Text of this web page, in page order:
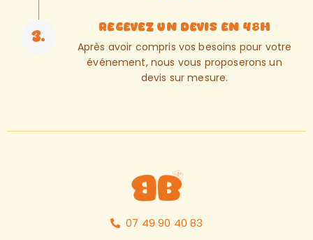
3.
Recevez un devis en 48h
Après avoir compris vos besoins pour votre
événement, nous vous proposerons un
devis sur mesure.
07 49 90 40 83